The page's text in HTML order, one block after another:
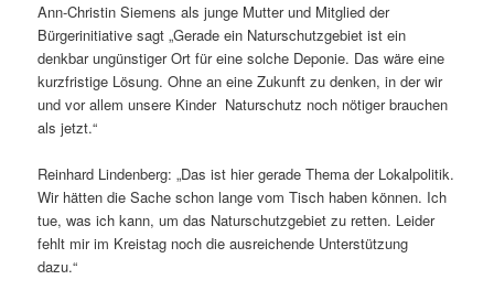
Ann-Christin Siemens als junge Mutter und Mitglied der
Bürgerinitiative sagt „Gerade ein Naturschutzgebiet ist ein
denkbar ungünstiger Ort für eine solche Deponie. Das wäre eine
kurzfristige Lösung. Ohne an eine Zukunft zu denken, in der wir
und vor allem unsere Kinder Naturschutz noch nötiger brauchen
als jetzt.“
Reinhard Lindenberg: „Das ist hier gerade Thema der Lokalpolitik.
Wir hätten die Sache schon lange vom Tisch haben können. Ich
tue, was ich kann, um das Naturschutzgebiet zu retten. Leider
fehlt mir im Kreistag noch die ausreichende Unterstützung
dazu.“